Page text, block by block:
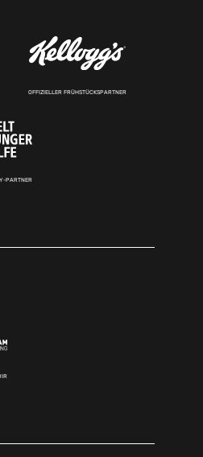
OFFIZIELLER FRÜHSTÜCKSPARTNER
PARTNER